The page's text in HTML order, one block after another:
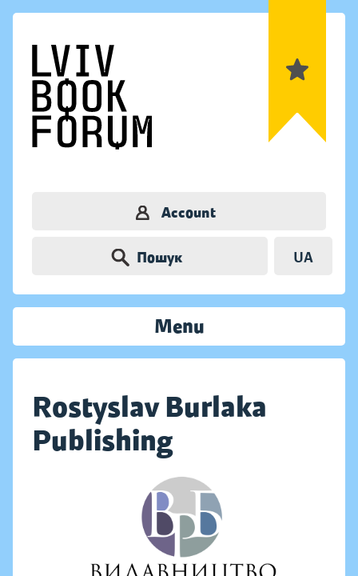
Account
Пошук UA
Menu
Rostyslav Burlaka
Publishing